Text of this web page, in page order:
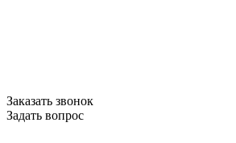
Заказать звонок
Задать вопрос